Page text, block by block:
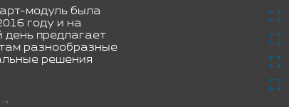
модуль была
году и на
день предлагает
разнообразные
решения